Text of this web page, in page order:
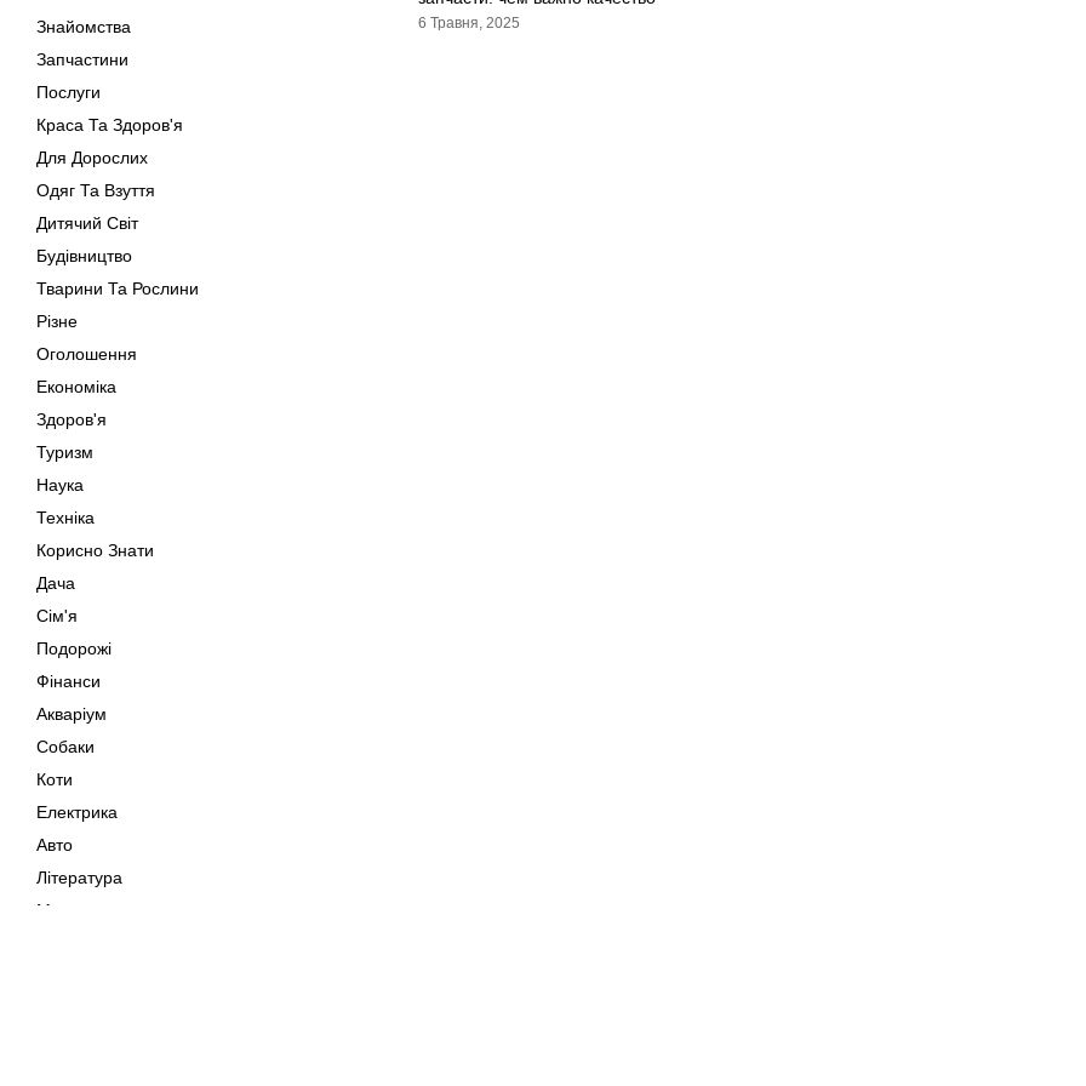
Знайомства
Запчастини
Послуги
Краса Та Здоров'я
Для Дорослих
Одяг Та Взуття
Дитячий Світ
Будівництво
Тварини Та Рослини
Різне
Оголошення
Економіка
Здоров'я
Туризм
Наука
Техніка
Корисно Знати
Дача
Сім'я
Подорожі
Фінанси
Акваріум
Собаки
Коти
Електрика
Авто
Література
Музика
6 Травня, 2025